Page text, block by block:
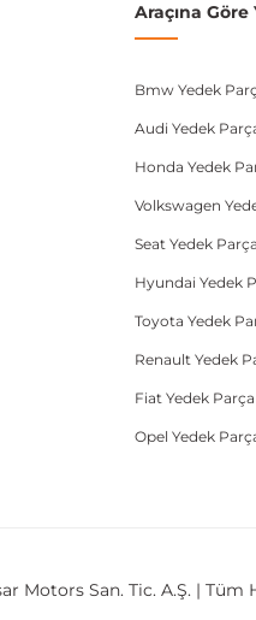
Araçına
Bmw Yedek
Audi Yedek
Honda Yedek
Volkswagen
Seat Yedek Parça
Hyundai Yedek
Toyota Yedek
Renault Yedek
Fiat Yedek Parça
Opel Yedek
Motors San. Tic. A.Ş. | Tüm